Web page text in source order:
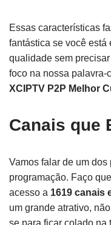
Essas características
fantástica se você está
qualidade sem
foco na nossa palavra-
XCIPTV P2P Melhor
Canais que
Vamos falar de um
programação. Faço
acesso a 1619 canais
um grande atrativo,
se para ficar colado na